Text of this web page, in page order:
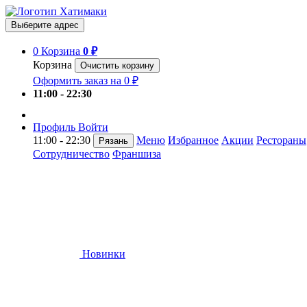
Выберите адрес
0 Корзина 0 ₽
Корзина
Очистить корзину
Оформить заказ на 0 ₽
11:00 - 22:30
Профиль Войти
11:00 - 22:30
Рязань Меню Избранное Акции Рестораны
Сотрудничество Франшиза
Новинки